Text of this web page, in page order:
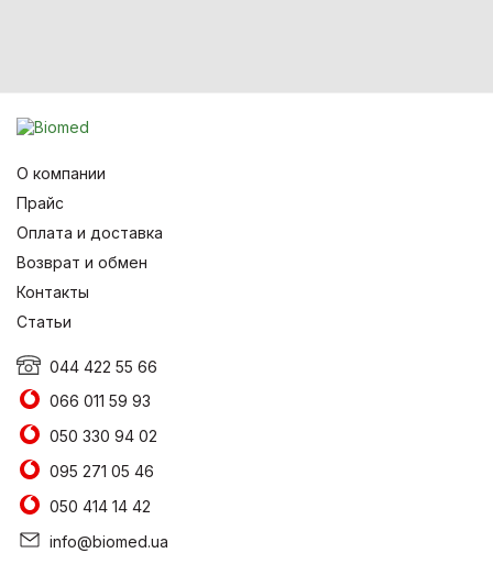
О компании
Прайс
Оплата и доставка
Возврат и обмен
Контакты
Статьи
044 422 55 66
066 011 59 93
050 330 94 02
095 271 05 46
050 414 14 42
info@biomed.ua